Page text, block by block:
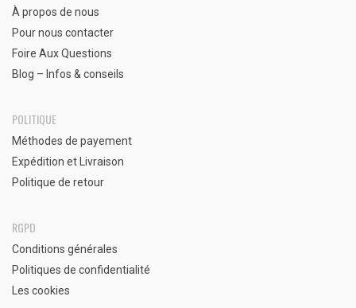
À propos de nous
Pour nous contacter
Foire Aux Questions
Blog – Infos & conseils
POLITIQUE
Méthodes de payement
Expédition et Livraison
Politique de retour
RGPD
Conditions générales
Politiques de confidentialité
Les cookies